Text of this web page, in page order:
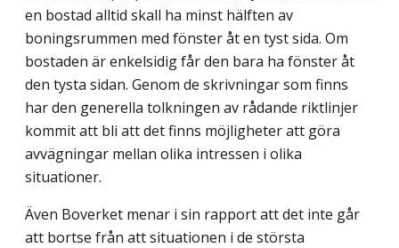
en bostad alltid skall ha minst hälften av
boningsrummen med fönster åt en tyst sida. Om
bostaden är enkelsidig får den bara ha fönster åt
den tysta sidan. Genom de skrivningar som finns
har den generella tolkningen av rådande riktlinjer
kommit att bli att det finns möjligheter att göra
avvägningar mellan olika intressen i olika
situationer.
Även Boverket menar i sin rapport att det inte går
att bortse från att situationen i de största